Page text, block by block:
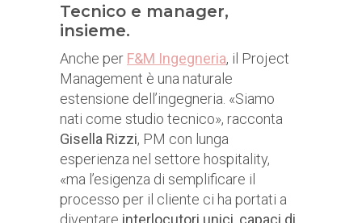
Tecnico e manager,
insieme.
Anche per F&M Ingegneria, il Project
Management è una naturale
estensione dell’ingegneria. «Siamo
nati come studio tecnico», racconta
Gisella Rizzi, PM con lunga
esperienza nel settore hospitality,
«ma l’esigenza di semplificare il
processo per il cliente ci ha portati a
diventare interlocutori unici, capaci di